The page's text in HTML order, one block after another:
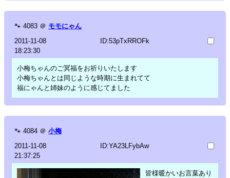
🐾 4083 ＠ モモにゃん
2011-11-08
18:23:30
ID:53pTxRROFk
小梅ちゃんのご冥福をお祈りいたします
小梅ちゃんとは同じような時期に生まれてて
福にゃんと姉妹のように感じてました
🐾 4084 ＠ 小梅
2011-11-08
21:37:25
ID:YA23LFybAw
皆様暖かいお言葉あり